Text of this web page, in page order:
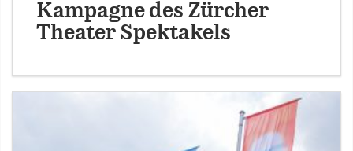
Kampagne des Zürcher
Theater Spektakels